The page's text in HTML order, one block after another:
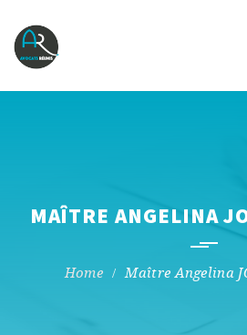
MAÎTRE ANGELINA
Maître Angelina